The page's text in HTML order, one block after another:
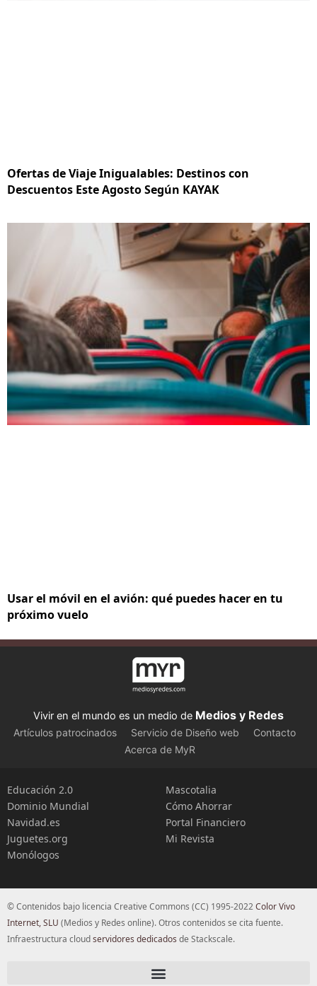
Ofertas de Viaje Inigualables: Destinos con
Descuentos Este Agosto Según KAYAK
Usar el móvil en el avión: qué puedes hacer en tu
próximo vuelo
Vivir en el mundo es un medio de Medios y Redes
Artículos patrocinados Servicio de Diseño web
Contacto
Acerca de MyR
Educación 2.0
Dominio Mundial
Navidad.es
Juguetes.org
Monólogos
Mascotalia
Cómo Ahorrar
Portal Financiero
Mi Revista
© Contenidos bajo licencia Creative Commons (CC) 1995-2022Color Vivo
Internet, SLU (Medios y Redes online). Otros contenidos se cita fuente.
Infraestructura cloudservidores dedicados de Stackscale.